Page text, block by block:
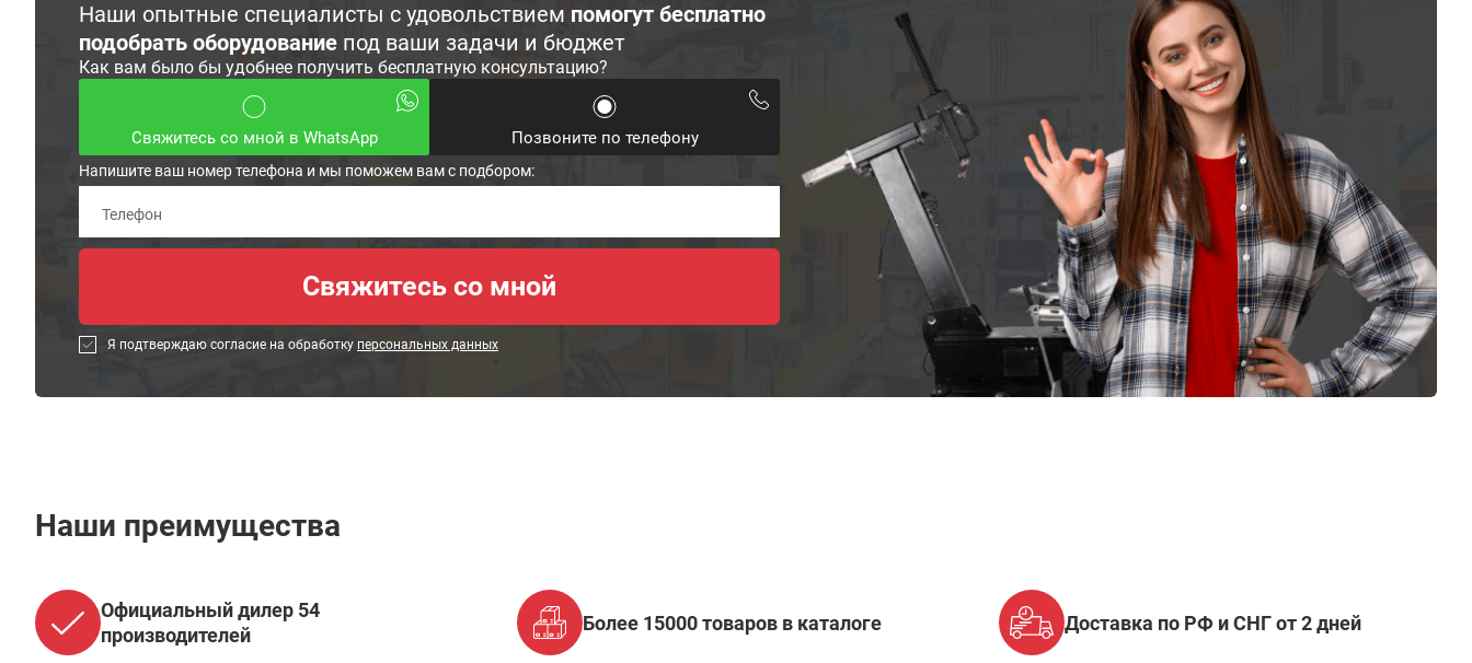
Наши опытные специалисты с удовольствием помогут бесплатно
подобрать оборудование под ваши задачи и бюджет
Как вам было бы удобнее получить бесплатную консультацию?
Свяжитесь со мной в WhatsApp Позвоните по телефону
Напишите ваш номер телефона и мы поможем вам с подбором:
Я подтверждаю согласие на обработку персональных данных
Наши преимущества
Официальный дилер 54
производителей
Более 15000 товаров в каталоге Доставка по РФ и СНГ от 2 дней